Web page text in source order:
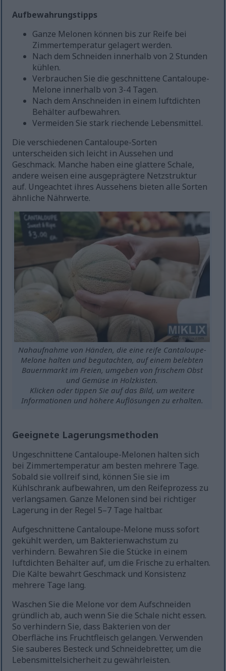
Aufbewahrungstipps
Ganze Melonen können bis zur Reife bei
Zimmertemperatur gelagert werden.
Nach dem Schneiden innerhalb von 2 Stunden
kühlen.
Verbrauchen Sie die geschnittene Cantaloupe-
Melone innerhalb von 3-4 Tagen.
Nach dem Anschneiden in einem luftdichten
Behälter aufbewahren.
Vermeiden Sie stark riechende Lebensmittel.
Die verschiedenen Cantaloupe-Sorten
unterscheiden sich leicht in Aussehen und
Geschmack. Manche haben eine glattere Schale,
andere weisen eine ausgeprägtere Netzstruktur
auf. Ungeachtet ihres Aussehens bieten alle Sorten
ähnliche Nährwerte.
Nahaufnahme von Händen, die eine reife Cantaloupe-
Melone halten und begutachten, auf einem belebten
Bauernmarkt im Freien, umgeben von frischem Obst
und Gemüse in Holzkisten.
Klicken oder tippen Sie auf das Bild, um weitere
Informationen und höhere Auflösungen zu erhalten.
Geeignete Lagerungsmethoden
Ungeschnittene Cantaloupe-Melonen halten sich
bei Zimmertemperatur am besten mehrere Tage.
Sobald sie vollreif sind, können Sie sie im
Kühlschrank aufbewahren, um den Reifeprozess zu
verlangsamen. Ganze Melonen sind bei richtiger
Lagerung in der Regel 5–7 Tage haltbar.
Aufgeschnittene Cantaloupe-Melone muss sofort
gekühlt werden, um Bakterienwachstum zu
verhindern. Bewahren Sie die Stücke in einem
luftdichten Behälter auf, um die Frische zu erhalten.
Die Kälte bewahrt Geschmack und Konsistenz
mehrere Tage lang.
Waschen Sie die Melone vor dem Aufschneiden
gründlich ab, auch wenn Sie die Schale nicht essen.
So verhindern Sie, dass Bakterien von der
Oberfläche ins Fruchtfleisch gelangen. Verwenden
Sie sauberes Besteck und Schneidebretter, um die
Lebensmittelsicherheit zu gewährleisten.